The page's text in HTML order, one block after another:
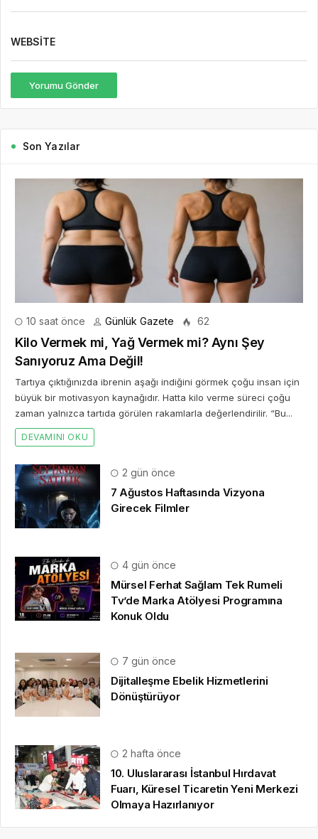
WEBSITE
Yorumu Gönder
Son Yazılar
10 saat önce Günlük Gazete 62
Kilo Vermek mi, Yağ Vermek mi? Aynı Şey
Sanıyoruz Ama Değil!
Tartıya çıktığınızda ibrenin aşağı indiğini görmek çoğu insan için
büyük bir motivasyon kaynağıdır. Hatta kilo verme süreci çoğu
zaman yalnızca tartıda görülen rakamlarla değerlendirilir. “Bu...
DEVAMINI OKU
2 gün önce
7 Ağustos Haftasında Vizyona
Girecek Filmler
4 gün önce
Mürsel Ferhat Sağlam Tek Rumeli
Tv’de Marka Atölyesi Programına
Konuk Oldu
7 gün önce
Dijitalleşme Ebelik Hizmetlerini
Dönüştürüyor
2 hafta önce
10. Uluslararası İstanbul Hırdavat
Fuarı, Küresel Ticaretin Yeni Merkezi
Olmaya Hazırlanıyor